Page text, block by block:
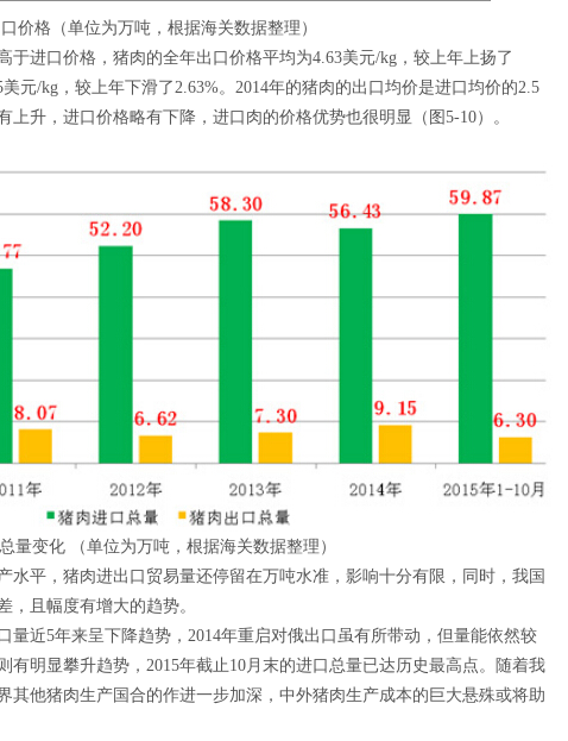
价格（单位为万吨，根据海关数据整理）
于进口价格，猪肉的全年出口价格平均为4.63美元/kg，较上年上扬了
元/kg，较上年下滑了2.63%。2014年的猪肉的出口均价是进口均价的2.5
上升，进口价格略有下降，进口肉的价格优势也很明显（图5-10）。
量变化 （单位为万吨，根据海关数据整理）
水平，猪肉进出口贸易量还停留在万吨水准，影响十分有限，同时，我国
，且幅度有增大的趋势。
近5年来呈下降趋势，2014年重启对俄出口虽有所带动，但量能依然较
有明显攀升趋势，2015年截止10月末的进口总量已达历史最高点。随着我
其他猪肉生产国合的作进一步加深，中外猪肉生产成本的巨大悬殊或将助